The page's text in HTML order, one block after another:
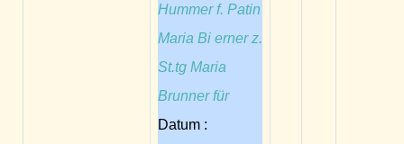
Hummer f. Patin
Maria Bi erner z.
St.tg Maria
Brunner für
Datum :